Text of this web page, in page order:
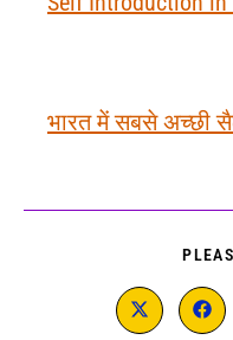
भारत में सबसे अच्छी